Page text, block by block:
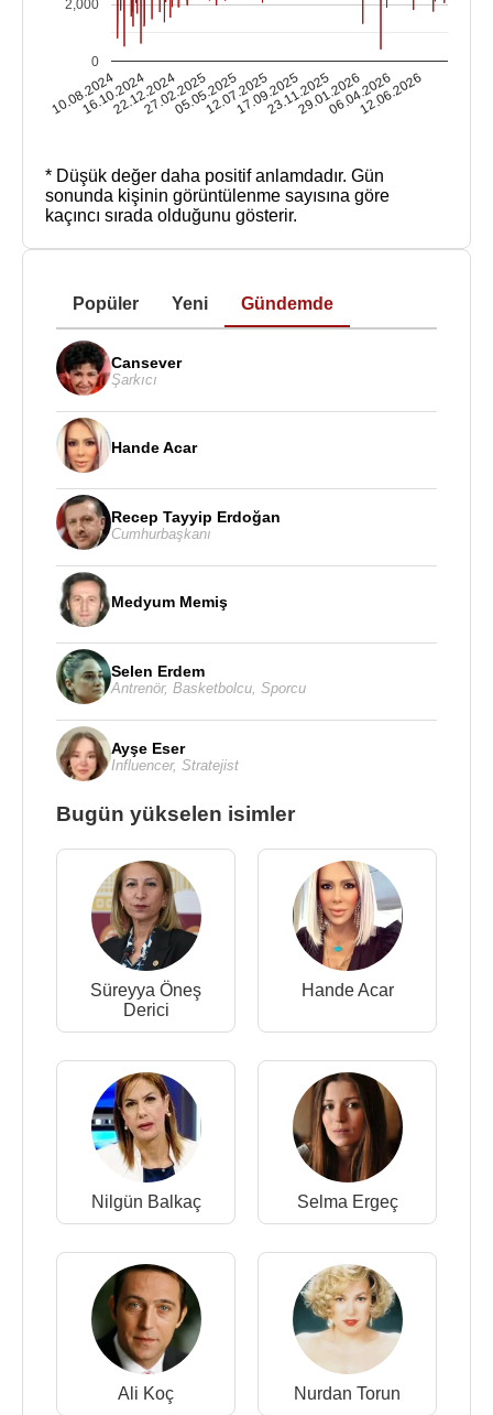
10.08.2024
16.10.2024
22.12.2024
27.02.2025
05.05.2025
12.07.2025
17.09.2025
23.11.2025
29.01.2026
06.04.2026
12.06.2026
0
2,000
* Düşük değer daha positif anlamdadır. Gün
sonunda kişinin görüntülenme sayısına göre
kaçıncı sırada olduğunu gösterir.
Popüler Yeni Gündemde
Cansever
Şarkıcı
Hande Acar
Recep Tayyip Erdoğan
Cumhurbaşkanı
Medyum Memiş
Selen Erdem
Antrenör, Basketbolcu Sporcu
Ayşe Eser
Influencer, Stratejist
Bugün yükselen isimler
Süreyya Öneş
Derici
Hande Acar
Nilgün Balkaç Selma Ergeç
Ali Koç Nurdan Torun